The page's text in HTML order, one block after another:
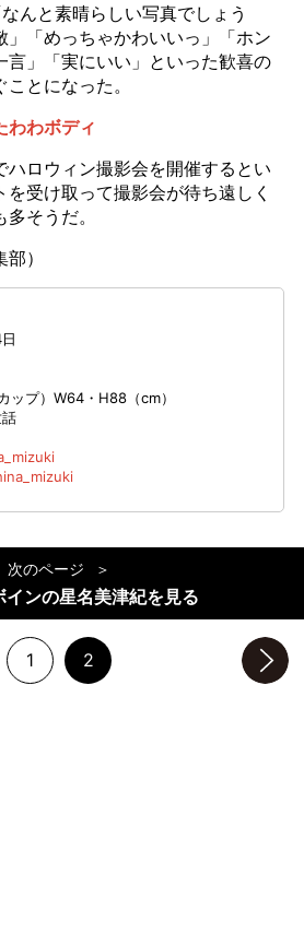
んと素晴らしい写真でしょう
」「めっちゃかわいいっ」「ホン
言」「実にいい」といった歓喜の
とになった。
わわボディ
ロウィン撮影会を開催するとい
を受け取って撮影会が待ち遠しく
そうだ。
）
ップ）W64・H88（cm）
次のページ
インの星名美津紀を見る
1 2